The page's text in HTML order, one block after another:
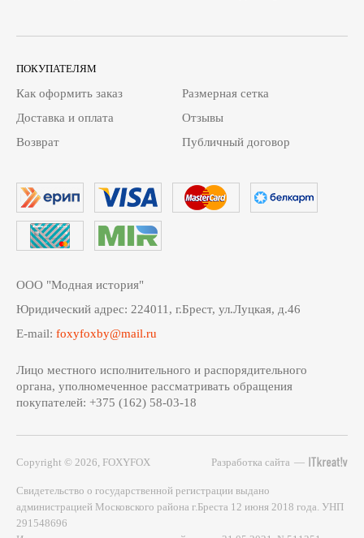
ПОКУПАТЕЛЯМ
Как оформить заказ
Доставка и оплата
Возврат
Размерная сетка
Отзывы
Публичный договор
ООО "Модная история"
Юридический адрес: 224011, г.Брест, ул.Луцкая, д.46
E-mail: foxyfoxby@mail.ru
Лицо местного исполнительного и распорядительного
органа, уполномеченное рассматривать обращения
покупателей: +375 (162) 58-03-18
Copyright © 2026, FOXYFOX Разработка сайта —
Свидетельство о государственной регистрации выдано
администрацией Московского района г.Бреста 12 июня 2018 года. УНП
291548696